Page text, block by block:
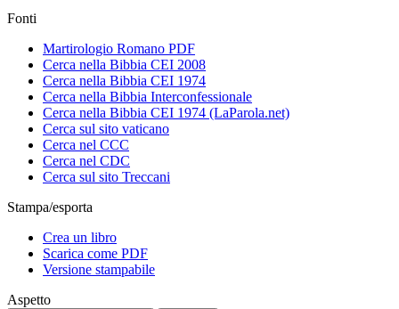
Fonti
Martirologio Romano PDF
Cerca nella Bibbia CEI 2008
Cerca nella Bibbia CEI 1974
Cerca nella Bibbia Interconfessionale
Cerca nella Bibbia CEI 1974 (LaParola.net)
Cerca sul sito vaticano
Cerca nel CCC
Cerca nel CDC
Cerca sul sito Treccani
Stampa/esporta
Crea un libro
Scarica come PDF
Versione stampabile
Aspetto